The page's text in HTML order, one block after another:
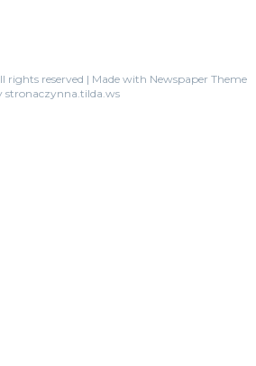
rights reserved | Made with Newspaper Theme
stronaczynna.tilda.ws